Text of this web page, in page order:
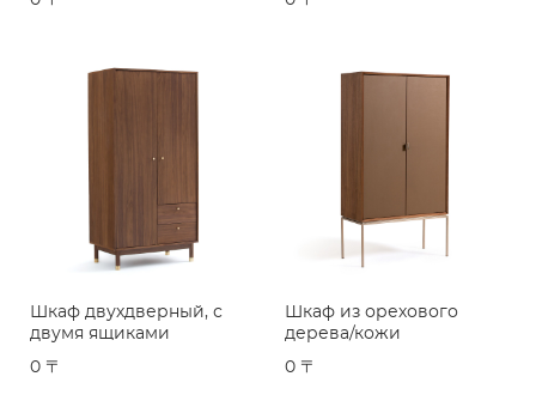
Шкаф двухдверный, с
двумя ящиками
0 〒
Шкаф из орехового
дерева/кожи
0 〒